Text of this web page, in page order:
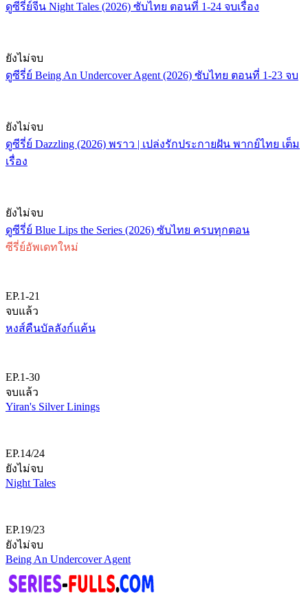
ดูซีรี่ย์จีน Night Tales (2026) ซับไทย ตอนที่ 1-24 จบเรื่อง
ยังไม่จบ
ดูซีรี่ย์ Being An Undercover Agent (2026) ซับไทย ตอนที่ 1-23 จบ
ยังไม่จบ
ดูซีรี่ย์ Dazzling (2026) พราว | เปล่งรักประกายฝัน พากย์ไทย เต็ม
เรื่อง
ยังไม่จบ
ดูซีรี่ย์ Blue Lips the Series (2026) ซับไทย ครบทุกตอน
ซีรี่ย์อัพเดทใหม่
EP.1-21
จบแล้ว
หงส์คืนบัลลังก์แค้น
EP.1-30
จบแล้ว
Yiran's Silver Linings
EP.14/24
ยังไม่จบ
Night Tales
EP.19/23
ยังไม่จบ
Being An Undercover Agent